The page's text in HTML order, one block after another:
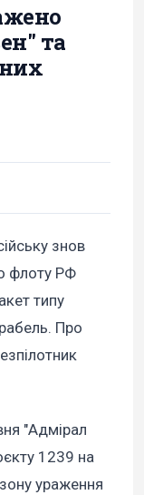
та
знов
флоту РФ
типу
Про
"Адмірал
1239 на
ураження